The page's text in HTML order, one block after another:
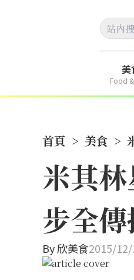
美
Food
首頁 > 美食 >
米其
步全
By欣美食2015/